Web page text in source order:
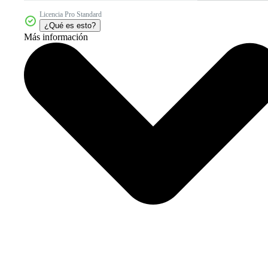
Licencia Pro Standard
¿Qué es esto?
Más información